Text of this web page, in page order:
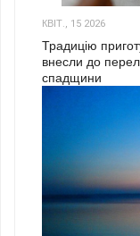
КВІТ., 15 2026
Традицію
внесли до
спадщини